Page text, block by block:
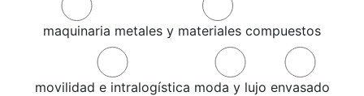
maquinaria metales y materiales compuestos
movilidad e intralogística moda y lujo envasado